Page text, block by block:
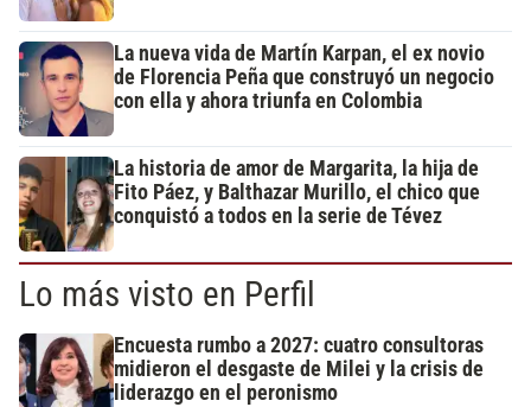
La nueva vida de Martín Karpan, el ex novio
de Florencia Peña que construyó un negocio
con ella y ahora triunfa en Colombia
La historia de amor de Margarita, la hija de
Fito Páez, y Balthazar Murillo, el chico que
conquistó a todos en la serie de Tévez
Lo más visto en Perfil
Encuesta rumbo a 2027: cuatro consultoras
midieron el desgaste de Milei y la crisis de
liderazgo en el peronismo